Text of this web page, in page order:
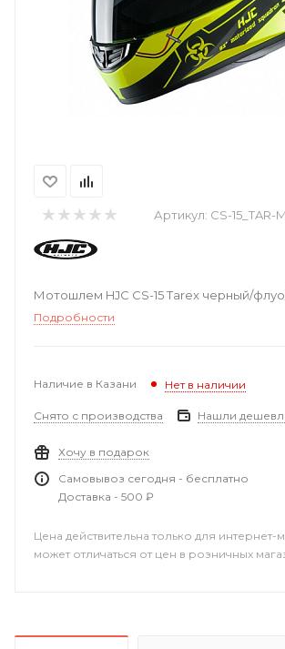
Артикул: CS-15_TAR-
Мотошлем HJC CS-15 Tarex черный/
Подробности
Наличие в Казани Нет в наличии
Снято с производства Нашли
Хочу в подарок
Самовывоз сегодня - бесплатно
Доставка - 500 ₽
Цена действительна только для интернет-
может отличаться от цен в розничных